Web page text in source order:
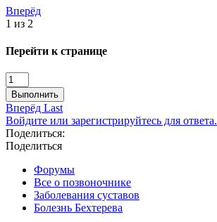
Вперёд
1 из 2
Перейти к странице
Выполнить
Вперёд Last
Войдите или зарегистрируйтесь для ответа.
Поделиться:
Поделиться
Форумы
Все о позвоночнике
Заболевания суставов
Болезнь Бехтерева